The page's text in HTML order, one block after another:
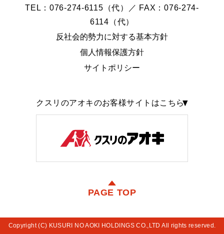
TEL：076-274-6115（代）／ FAX：076-274-
6114（代）
反社会的勢力に対する基本方針
個人情報保護方針
サイトポリシー
クスリのアオキのお客様サイトはこちら
PAGE TOP
Copyright (C) KUSURI NO AOKI HOLDINGS CO.,LTD All rights reserved.